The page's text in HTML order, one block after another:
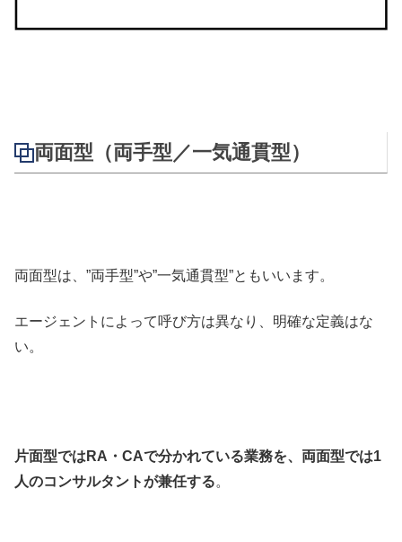
両面型（両手型／一気通貫型）
両面型は、”両手型”や”一気通貫型”ともいいます。
エージェントによって呼び方は異なり、明確な定義はな
い。
片面型ではRA・CAで分かれている業務を、両面型では1
人のコンサルタントが兼任する。